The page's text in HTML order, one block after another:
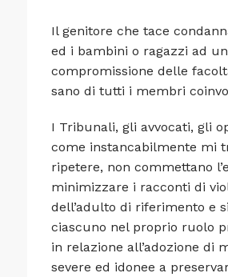
Il genitore che tace
ed i bambini o ragazzi ad
compromissione delle
sano di tutti i membri
I Tribunali, gli avvocati, gli
come instancabilmente mi
ripetere, non commettano
minimizzare i racconti di
dell’adulto di riferimento e
ciascuno nel proprio ruolo
in relazione all’adozione di
severe ed idonee a